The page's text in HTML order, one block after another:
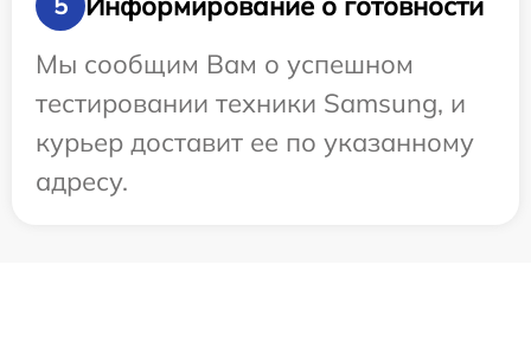
Мы сообщим Вам о успешном
тестировании техники Samsung, и
курьер доставит ее по указанному
адресу.